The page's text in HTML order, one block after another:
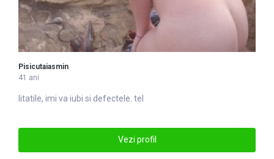
Pisicutaiasmin
41 ani
litatile, imi va iubi si defectel e. tel
Vezi profil